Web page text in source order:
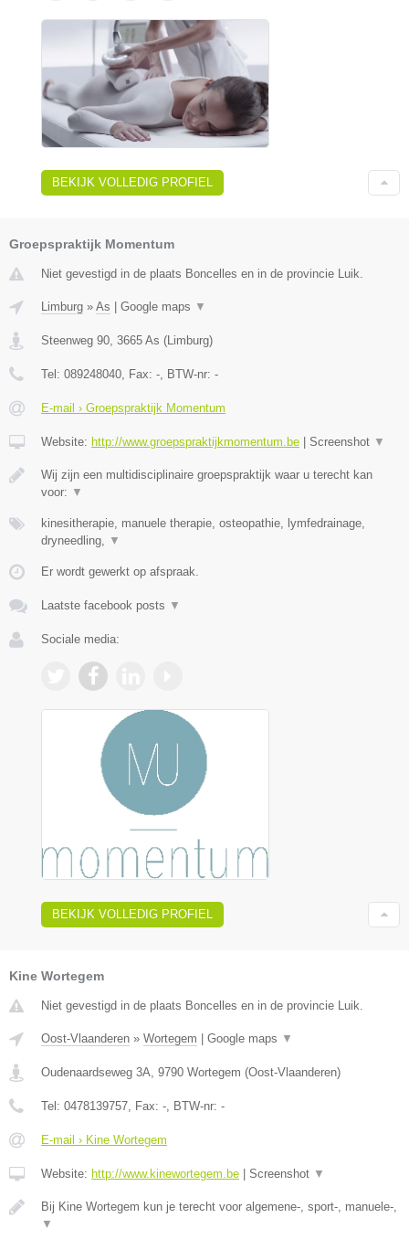
BEKIJK VOLLEDIG PROFIEL
Groepspraktijk Momentum
Niet gevestigd in de plaats Boncelles en in de provincie Luik.
Limburg » As | Google maps ▼
Steenweg 90 3665 As (Limburg)
Tel: 089248040 , Fax: - , BTW-nr: -
E-mail › Groepspraktijk Momentum
Website: http://www.groepspraktijkmomentum.be | Screenshot ▼
Wij zijn een multidisciplinaire groepspraktijk waar u terecht kan
voor: ▼
kinesitherapie, manuele therapie, osteopathie, lymfedrainage,
dryneedling,
▼
Er wordt gewerkt op afspraak.
Laatste facebook posts ▼
Sociale media:
BEKIJK VOLLEDIG PROFIEL
Kine Wortegem
Niet gevestigd in de plaats Boncelles en in de provincie Luik.
Oost-Vlaanderen » Wortegem Google maps ▼
Oudenaardseweg 3A, 9790 Wortegem (Oost-Vlaanderen)
Tel: 0478139757, Fax: -, BTW-nr: -
E-mail › Kine Wortegem
Website: http://www.kinewortegem.be Screenshot ▼
Bij Kine Wortegem kun je terecht voor algemene-, sport-, manuele-,
▼